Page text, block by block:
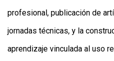
profesional, publicación de
jornadas técnicas, y la
aprendizaje vinculada al uso